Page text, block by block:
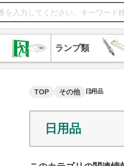
ランプ類
TOP その他 日用品
日用品